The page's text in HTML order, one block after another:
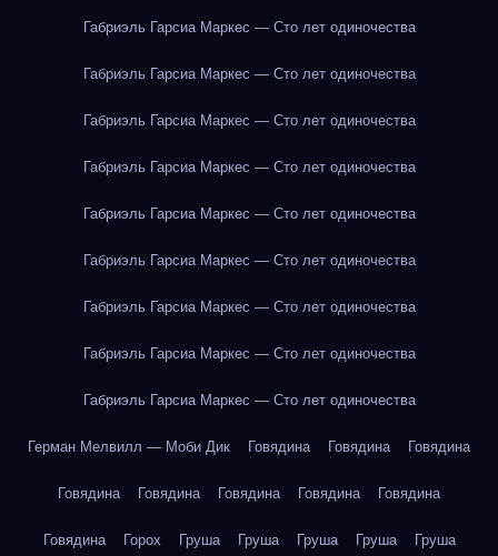
Габриэль Гарсиа Маркес — Сто лет одиночества
Габриэль Гарсиа Маркес — Сто лет одиночества
Габриэль Гарсиа Маркес — Сто лет одиночества
Габриэль Гарсиа Маркес — Сто лет одиночества
Габриэль Гарсиа Маркес — Сто лет одиночества
Габриэль Гарсиа Маркес — Сто лет одиночества
Габриэль Гарсиа Маркес — Сто лет одиночества
Габриэль Гарсиа Маркес — Сто лет одиночества
Габриэль Гарсиа Маркес — Сто лет одиночества
Герман Мелвилл — Моби Дик Говядина Говядина Говядина
Говядина Говядина Говядина Говядина Говядина
Говядина Горох Груша Груша Груша Груша Груша